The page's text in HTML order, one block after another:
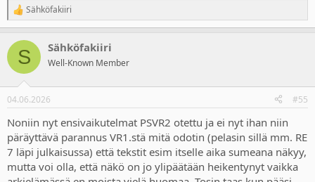
R
e
c
i
s
Sähköfakiiri
S Sähköfakiiri
Well-Known Member
04.06.2026 #55
Noniin nyt ensivaikutelmat PSVR2 otettu ja ei nyt ihan niin
päräyttävä parannus VR1.stä mitä odotin (pelasin sillä mm. RE
7 läpi julkaisussa) että tekstit esim itselle aika sumeana näkyy,
mutta voi olla, että näkö on jo ylipäätään heikentynyt vaikka